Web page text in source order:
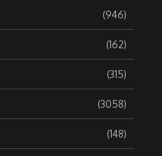
(946)
(162)
(315)
(3058)
(148)